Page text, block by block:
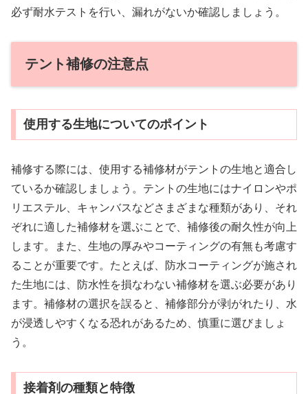
必ず耐水テストを行い、漏れがないか確認しましょう。
テント補修の注意点
使用する生地についてのポイント
補修する際には、使用する補修材がテントの生地と適合し
ているか確認しましょう。テントの生地にはナイロンやポ
リエステル、キャンバスなどさまざまな種類があり、それ
ぞれに適した補修材を選ぶことで、補修後の耐久性が向上
します。また、生地の厚みやコーティングの有無も考慮す
ることが重要です。たとえば、防水コーティングが施され
た生地には、防水性を損なわない補修材を選ぶ必要があり
ます。補修材の選択を誤ると、補修部分が剥がれたり、水
が浸透しやすくなる恐れがあるため、慎重に選びましょ
う。
接着剤の種類と特徴